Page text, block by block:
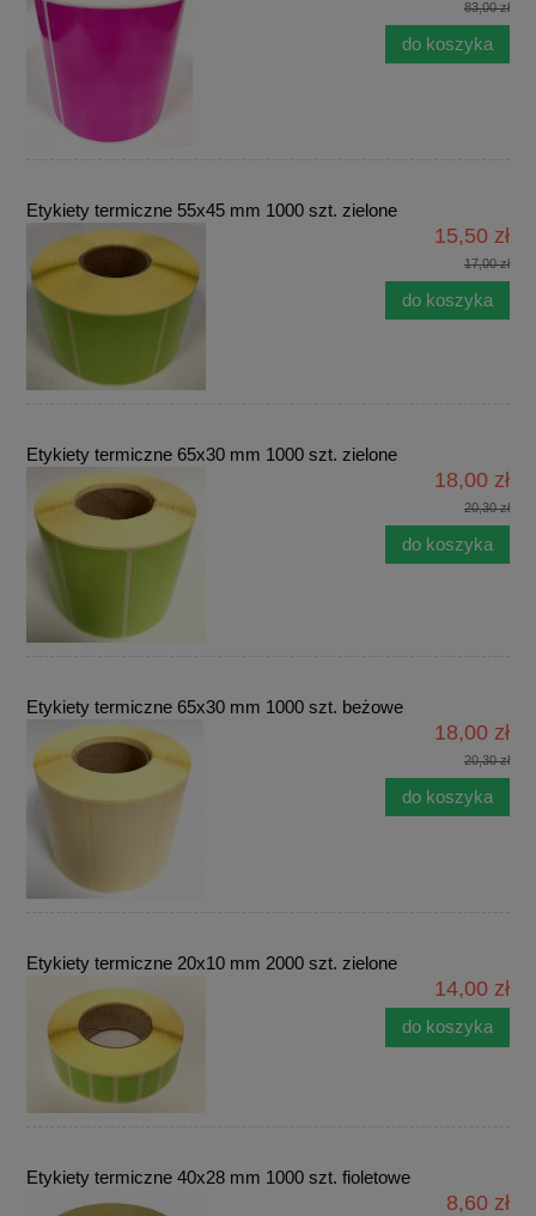
83,00 zł
do koszyka
Etykiety termiczne 55x45 mm 1000 szt. zielone
15,50 zł
17,00 zł
do koszyka
Etykiety termiczne 65x30 mm 1000 szt. zielone
18,00 zł
20,30 zł
do koszyka
Etykiety termiczne 65x30 mm 1000 szt. beżowe
18,00 zł
20,30 zł
do koszyka
Etykiety termiczne 20x10 mm 2000 szt. zielone
14,00 zł
do koszyka
Etykiety termiczne 40x28 mm 1000 szt. fioletowe
8,60 zł